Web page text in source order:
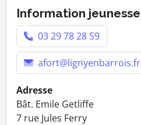
Information jeunesse
03 29 78 28 59
afort@lignyenbarrois.fr
Adresse
Bât. Emile Getliffe
7 rue Jules Ferry